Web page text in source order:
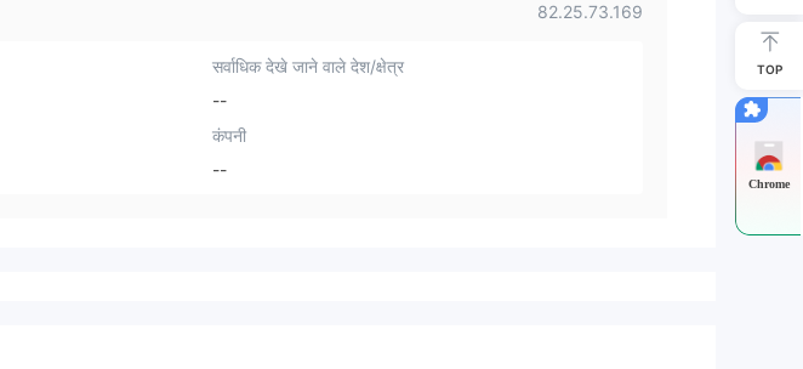
82.25.73.169
सर्वाधिक देखे जाने वाले देश/क्षेत्र
--
कंपनी
--
TOP
Chrome